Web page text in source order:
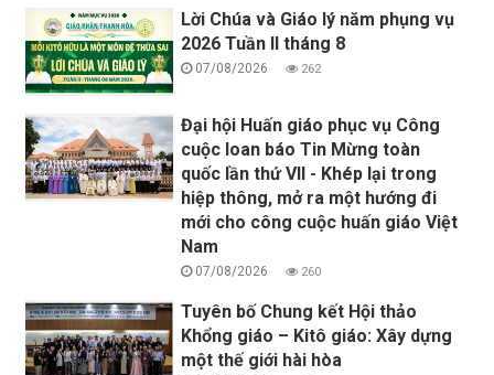
Lời Chúa và Giáo lý năm phụng vụ
2026 Tuần II tháng 8
07/08/2026 262
Đại hội Huấn giáo phục vụ Công
cuộc loan báo Tin Mừng toàn
quốc lần thứ VII - Khép lại trong
hiệp thông, mở ra một hướng đi
mới cho công cuộc huấn giáo Việt
Nam
07/08/2026 260
Tuyên bố Chung kết Hội thảo
Khổng giáo – Kitô giáo: Xây dựng
một thế giới hài hòa